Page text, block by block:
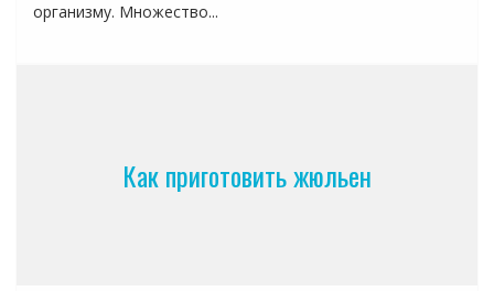
организму. Множество...
Как приготовить жюльен